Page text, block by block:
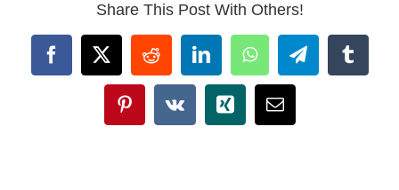
Share This Post With Others!
Facebook
X RedditLinkedInWhatsAppTelegramTumblr
Pinterest
Vk Xing Email